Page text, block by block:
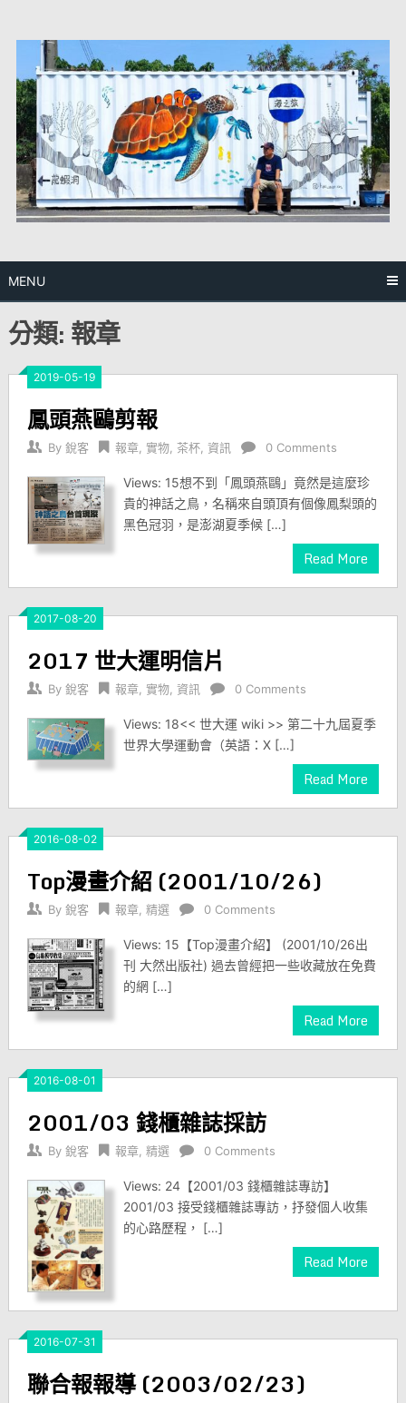
content
MENU
分類:報章
2019-05-19
鳳頭燕鷗剪報
By 銳客 報章, 實物, 茶杯, 資訊 0 Comments
Views: 15想不到「鳳頭燕鷗」竟然是這麼珍
貴的神話之鳥，名稱來自頭頂有個像鳳梨頭的
黑色冠羽，是澎湖夏季候 […]
Read More
2017-08-20
2017 世大運明信片
By 銳客 報章, 實物, 資訊 0 Comments
Views: 18<< 世大運 wiki >> 第二十九屆夏季
世界大學運動會（英語：X […]
Read More
2016-08-02
Top漫畫介紹 (2001/10/26)
By 銳客 報章, 精選 0 Comments
Views: 15【Top漫畫介紹】 (2001/10/26出
刊 大然出版社) 過去曾經把一些收藏放在免費
的網 […]
Read More
2016-08-01
2001/03 錢櫃雜誌採訪
By 銳客 報章, 精選 0 Comments
Views: 24【2001/03 錢櫃雜誌專訪】
2001/03 接受錢櫃雜誌專訪，抒發個人收集
的心路歷程， […]
Read More
2016-07-31
聯合報報導 (2003/02/23)